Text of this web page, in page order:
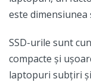
este dimensiunea
SSD-urile sunt
compacte și
laptopuri subțiri